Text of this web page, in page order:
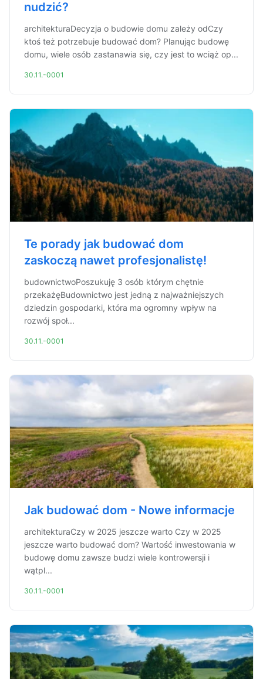
nudzić?
architekturaDecyzja o budowie domu zależy odCzy
ktoś też potrzebuje budować dom? Planując budowę
domu, wiele osób zastanawia się, czy jest to wciąż op...
30.11.-0001
Te porady jak budować dom
zaskoczą nawet profesjonalistę!
budownictwoPoszukuję 3 osób którym chętnie
przekażęBudownictwo jest jedną z najważniejszych
dziedzin gospodarki, która ma ogromny wpływ na
rozwój społ...
30.11.-0001
Jak budować dom - Nowe informacje
architekturaCzy w 2025 jeszcze warto Czy w 2025
jeszcze warto budować dom? Wartość inwestowania w
budowę domu zawsze budzi wiele kontrowersji i
wątpl...
30.11.-0001